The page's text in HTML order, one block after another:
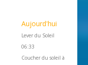
Aujourd'hui
Lever du Soleil
06:33
Coucher du soleil à